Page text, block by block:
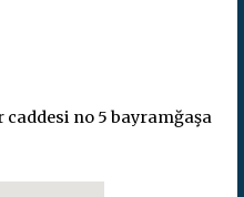
no 5 bayramğaşa